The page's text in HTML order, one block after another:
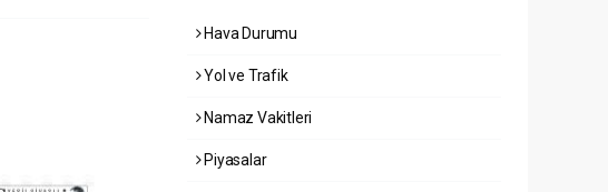
Hava Durumu
Yol ve Trafik
Namaz Vakitleri
Piyasalar